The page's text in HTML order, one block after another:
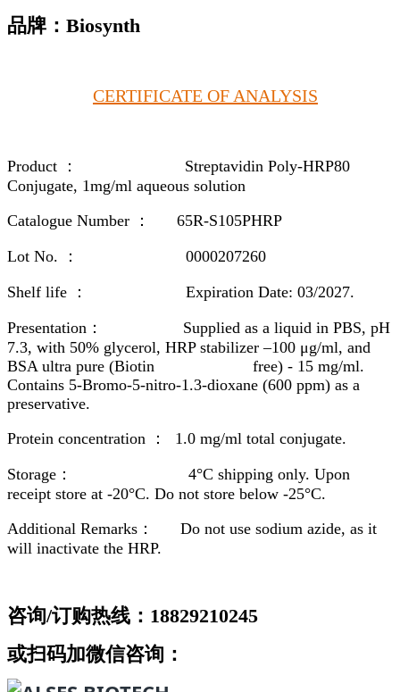
品牌：Biosynth
CERTIFICATE OF ANALYSIS
Product ： Streptavidin Poly-HRP80
Conjugate, 1mg/ml aqueous solution
Catalogue Number ： 65R-S105PHRP
Lot No. ： 0000207260
Shelf life ： Expiration Date: 03/2027.
Presentation： Supplied as a liquid in PBS, pH
7.3, with 50% glycerol, HRP stabilizer –100 μg/ml, and
BSA ultra pure (Biotin free) - 15 mg/ml.
Contains 5-Bromo-5-nitro-1.3-dioxane (600 ppm) as a
preservative.
Protein concentration ： 1.0 mg/ml total conjugate.
Storage： 4°C shipping only. Upon
receipt store at -20°C. Do not store below -25°C.
Additional Remarks： Do not use sodium azide, as it
will inactivate the HRP.
咨询/订购热线：18829210245
或扫码加微信咨询：